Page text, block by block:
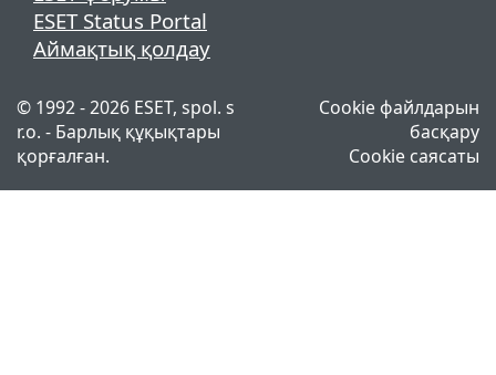
ESET Status Portal
Аймақтық қолдау
© 1992 - 2026 ESET, spol. s
r.o. - Барлық құқықтары
қорғалған.
Cookie файлдарын
басқару
Cookie саясаты